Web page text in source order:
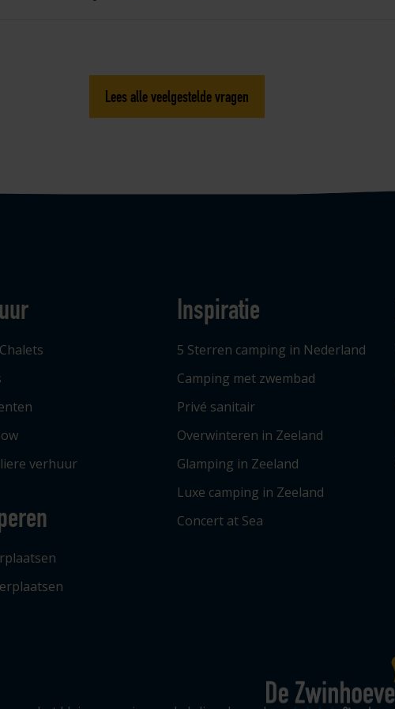
Lees alle veelgestelde vragen
verhuur
Inspiratie
5 Sterren camping in Nederland
Camping met zwembad
Privé sanitair
Overwinteren in Zeeland
Glamping in Zeeland
Luxe camping in Zeeland
Concert at Sea